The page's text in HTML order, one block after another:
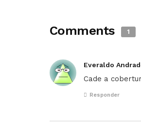
Comments 1
Everaldo
Cade a
Responder